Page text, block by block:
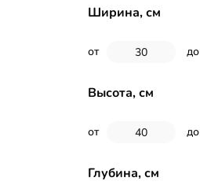
Ширина, см
от до
Высота, см
от до
Глубина, см